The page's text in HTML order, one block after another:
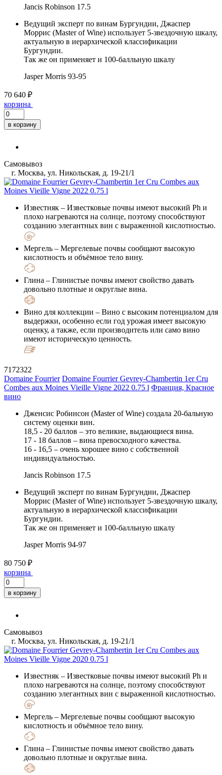
Jancis Robinson 17.5
Ведущий эксперт по винам Бургундии, Джаспер
Моррис (Master of Wine) использует 5-звездочную шкалу,
актуальную в иерархической классификации
Бургундии.
Так же он применяет и 100-балльную шкалу
Jasper Morris 93-95
70 640 ₽
корзина
в корзину
Самовывоз
г. Москва, ул. Никольская, д. 19-21/1
Известняк – Известковые почвы имеют высокий Ph и
плохо нагреваются на солнце, поэтому способствуют
созданию элегантных вин с выраженной кислотностью.
Мергель – Мергелевые почвы сообщают высокую
кислотность и объёмное тело вину.
Глина – Глинистые почвы имеют свойство давать
довольно плотные и округлые вина.
Вино для коллекции – Вино с высоким потенциалом для
выдержки, особенно если год урожая имеет высокую
оценку, а также, если производитель или само вино
имеют историческую ценность.
7172322
Domaine Fourrier Domaine Fourrier Gevrey-Chambertin 1er Cru
Combes aux Moines Vieille Vigne 2022 0.75 l Франция, Красное
вино
Дженсис Робинсон (Master of Wine) создала 20-бальную
систему оценки вин.
18,5 - 20 баллов – это великие, выдающиеся вина.
17 - 18 баллов – вина превосходного качества.
16 - 16,5 – очень хорошее вино с собственной
индивидуальностью.
Jancis Robinson 17.5
Ведущий эксперт по винам Бургундии, Джаспер
Моррис (Master of Wine) использует 5-звездочную шкалу,
актуальную в иерархической классификации
Бургундии.
Так же он применяет и 100-балльную шкалу
Jasper Morris 94-97
80 750 ₽
корзина
в корзину
Самовывоз
г. Москва, ул. Никольская, д. 19-21/1
Известняк – Известковые почвы имеют высокий Ph и
плохо нагреваются на солнце, поэтому способствуют
созданию элегантных вин с выраженной кислотностью.
Мергель – Мергелевые почвы сообщают высокую
кислотность и объёмное тело вину.
Глина – Глинистые почвы имеют свойство давать
довольно плотные и округлые вина.